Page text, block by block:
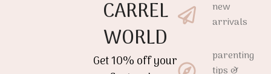
CARREL
WORLD
Get 10% off your
new
arrivals
parenting
tips &